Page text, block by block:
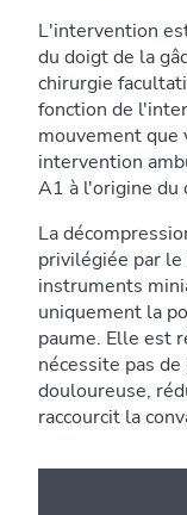
L'intervention
du doigt de la
chirurgie
fonction de
mouvement que
intervention
A1 à l'origine du
La
privilégiée par
instruments
uniquement la
paume. Elle est
nécessite pas
douloureuse,
raccourcit la